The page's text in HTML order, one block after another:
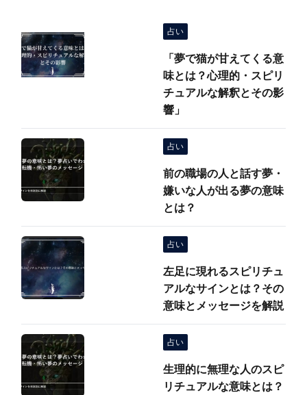
占い
「夢で猫が甘えてくる意
味とは？心理的・スピリ
チュアルな解釈とその影
響」
占い
前の職場の人と話す夢・
嫌いな人が出る夢の意味
とは？
占い
左足に現れるスピリチュ
アルなサインとは？その
意味とメッセージを解説
占い
生理的に無理な人のスピ
リチュアルな意味とは？